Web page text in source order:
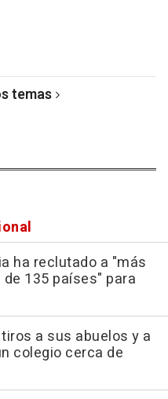
temas
ha reclutado a "más
135 países" para
a sus abuelos y a
colegio cerca de